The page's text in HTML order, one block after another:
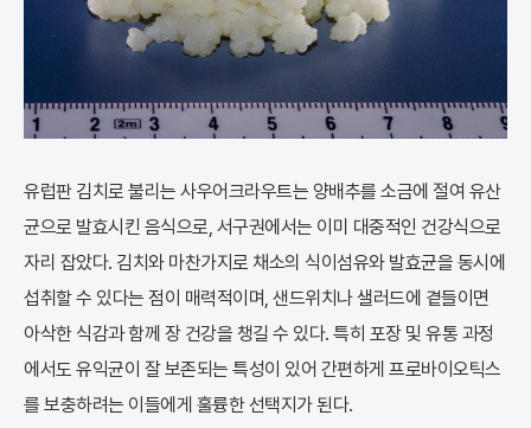
유럽판 김치로 불리는 사우어크라우트는 양배추를 소금에 절여 유산
균으로 발효시킨 음식으로, 서구권에서는 이미 대중적인 건강식으로
자리 잡았다. 김치와 마찬가지로 채소의 식이섬유와 발효균을 동시에
섭취할 수 있다는 점이 매력적이며, 샌드위치나 샐러드에 곁들이면
아삭한 식감과 함께 장 건강을 챙길 수 있다. 특히 포장 및 유통 과정
에서도 유익균이 잘 보존되는 특성이 있어 간편하게 프로바이오틱스
를 보충하려는 이들에게 훌륭한 선택지가 된다.